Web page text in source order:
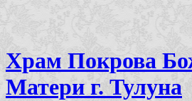
Храм Покрова
Матери г. Тулуна